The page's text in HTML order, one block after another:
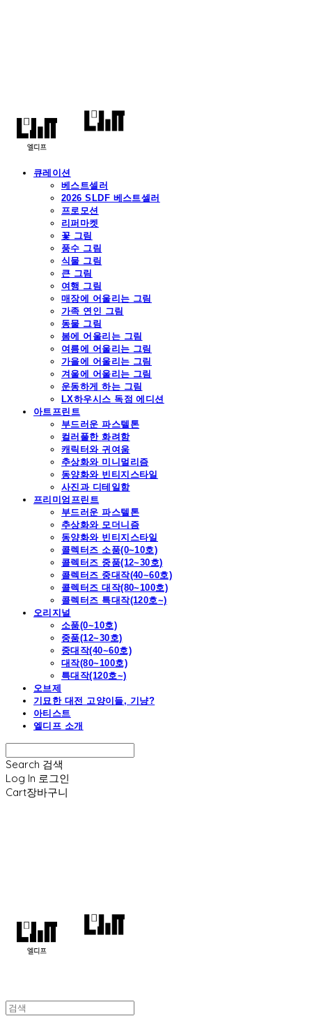
큐레이션
베스트셀러
2026 SLDF 베스트셀러
프로모션
리퍼마켓
꽃 그림
풍수 그림
식물 그림
큰 그림
여행 그림
매장에 어울리는 그림
가족 연인 그림
동물 그림
봄에 어울리는 그림
여름에 어울리는 그림
가을에 어울리는 그림
겨울에 어울리는 그림
운동하게 하는 그림
LX하우시스 독점 에디션
아트프린트
부드러운 파스텔톤
컬러풀한 화려함
캐릭터와 귀여움
추상화와 미니멀리즘
동양화와 빈티지스타일
사진과 디테일함
프리미엄프린트
부드러운 파스텔톤
추상화와 모더니즘
동양화와 빈티지스타일
콜렉터즈 소품(0~10호)
콜렉터즈 중품(12~30호)
콜렉터즈 중대작(40~60호)
콜렉터즈 대작(80~100호)
콜렉터즈 특대작(120호~)
오리지널
소품(0~10호)
중품(12~30호)
중대작(40~60호)
대작(80~100호)
특대작(120호~)
오브제
기묘한 대전 고양이들, 기냥?
아티스트
엘디프 소개
Search 검색
Log In 로그인
Cart장바구니